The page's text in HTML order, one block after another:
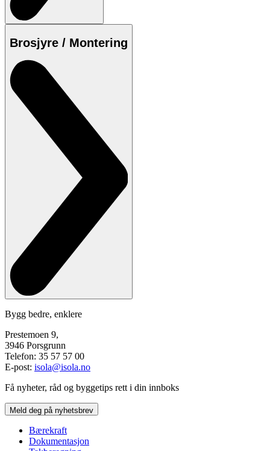
Brosjyre / Montering
Bygg bedre, enklere
Prestemoen 9,
3946 Porsgrunn
Telefon: 35 57 57 00
E-post: isola@isola.no
Få nyheter, råd og byggetips rett i din innboks
Meld deg på nyhetsbrev
Bærekraft
Dokumentasjon